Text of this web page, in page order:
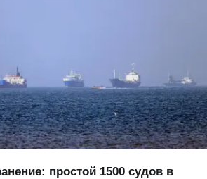
простой 1500 судов в